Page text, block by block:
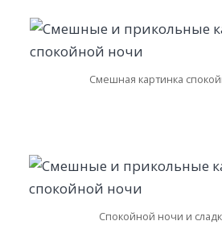
Смешная картинка
Спокойной ночи и